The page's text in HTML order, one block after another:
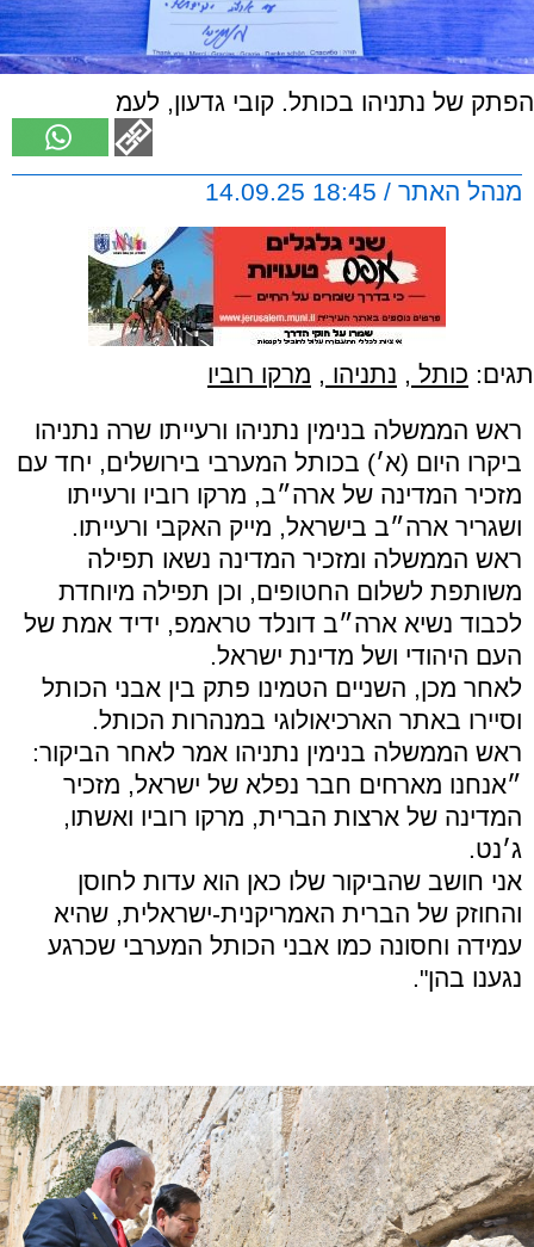
הפתק של נתניהו בכותל. קובי גדעון, לעמ
מנהל האתר / 18:45 14.09.25
תגים: כותל , נתניהו , מרקו רוביו
ראש הממשלה בנימין נתניהו ורעייתו שרה נתניהו
ביקרו היום (א׳) בכותל המערבי בירושלים, יחד עם
מזכיר המדינה של ארה״ב, מרקו רוביו ורעייתו
ושגריר ארה״ב בישראל, מייק האקבי ורעייתו.
ראש הממשלה ומזכיר המדינה נשאו תפילה
משותפת לשלום החטופים, וכן תפילה מיוחדת
לכבוד נשיא ארה״ב דונלד טראמפ, ידיד אמת של
העם היהודי ושל מדינת ישראל.
לאחר מכן, השניים הטמינו פתק בין אבני הכותל
וסיירו באתר הארכיאולוגי במנהרות הכותל.
ראש הממשלה בנימין נתניהו אמר לאחר הביקור:
״אנחנו מארחים חבר נפלא של ישראל, מזכיר
המדינה של ארצות הברית, מרקו רוביו ואשתו,
ג׳נט.
אני חושב שהביקור שלו כאן הוא עדות לחוסן
והחוזק של הברית האמריקנית-ישראלית, שהיא
עמידה וחסונה כמו אבני הכותל המערבי שכרגע
נגענו בהן".